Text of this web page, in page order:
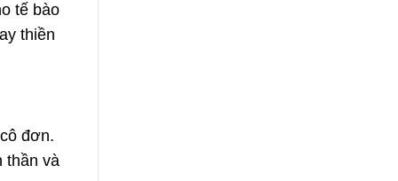
tế bào
thiền
đơn.
thần và